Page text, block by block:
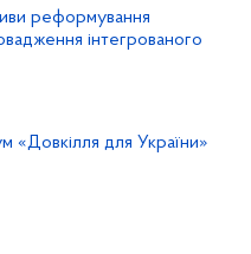
реформування
інтегрованого
«Довкілля для України»